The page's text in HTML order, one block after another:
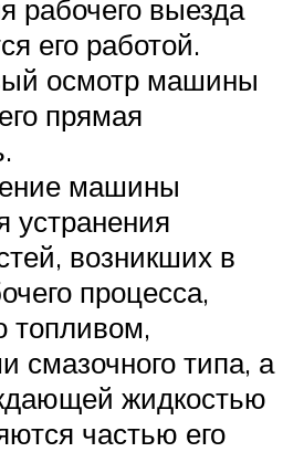
рабочего выезда
его работой.
осмотр машины
прямая
машины
устранения
возникших в
процесса,
топливом,
смазочного типа, а
жидкостью
частью его